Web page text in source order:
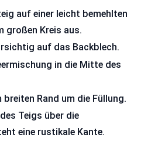
auf einer leicht bemehlten
großen Kreis aus.
auf das Backblech.
in die Mitte des
breiten Rand um die Füllung.
Teigs über die
eine rustikale Kante.